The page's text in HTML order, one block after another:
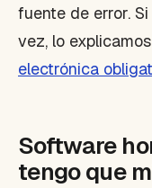
fuente de error.
vez, lo
electrónica
Software
tengo que